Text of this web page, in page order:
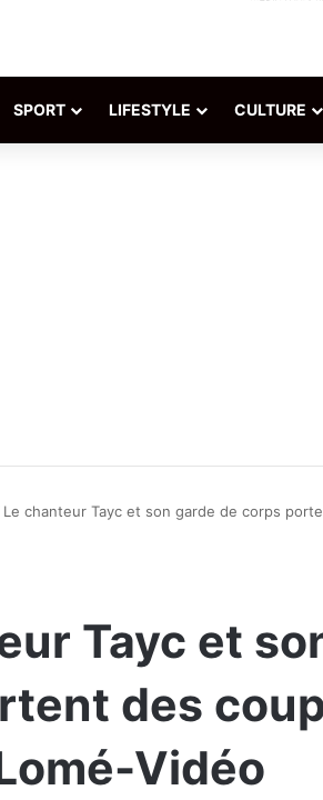
SPORT LIFESTYLE CULTURE
Le chanteur Tayc et son garde de corps
Tayc et
des
Vidéo